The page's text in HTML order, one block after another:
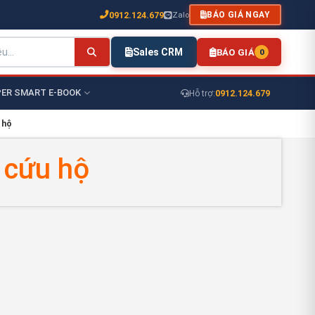
0912.124.679 Zalo BÁO GIÁ NGAY
Sales CRM BÁO GIÁ 0
SMART E-BOOK Hỗ trợ:0912.124.679
hộ